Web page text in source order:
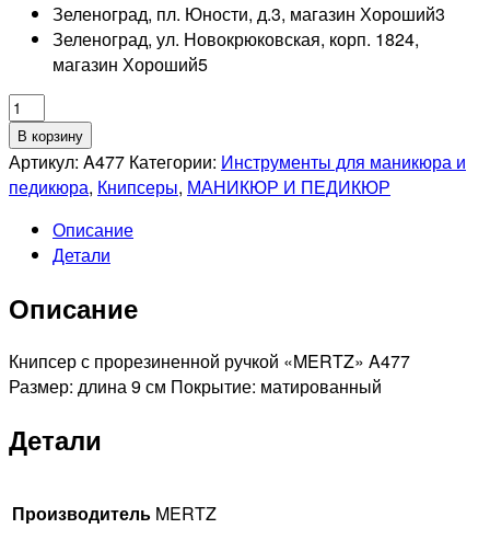
Зеленоград, пл. Юности, д.3, магазин Хороший3
Зеленоград, ул. Новокрюковская, корп. 1824,
магазин Хороший5
Количество
товара
MERTZ
A477
прорезиненной
В корзину
Артикул: A477 Категории: Инструменты для маникюра и
педикюра, Книпсеры, МАНИКЮР И ПЕДИКЮР
Описание
Детали
Описание
Книпсер с прорезиненной ручкой «MERTZ» A477
Размер: длина 9 см Покрытие: матированный
Детали
Производитель MERTZ